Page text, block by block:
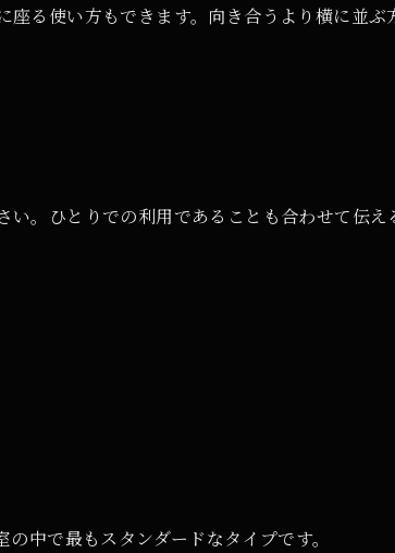
座る使い方もできます。向き合うより横に並ぶ
。ひとりでの利用であることも合わせて伝
中で最もスタンダードなタイプです。